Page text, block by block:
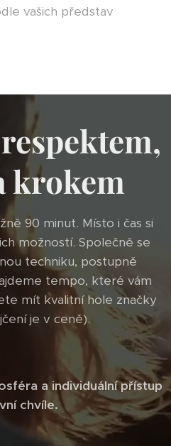
vašich představ
krokem
90 minut. Místo i čas si
možností. Společně se
techniku, postupně
tempo, které vám
mít kvalitní hole značky
je v ceně).
a individuální přístup
chvíle.